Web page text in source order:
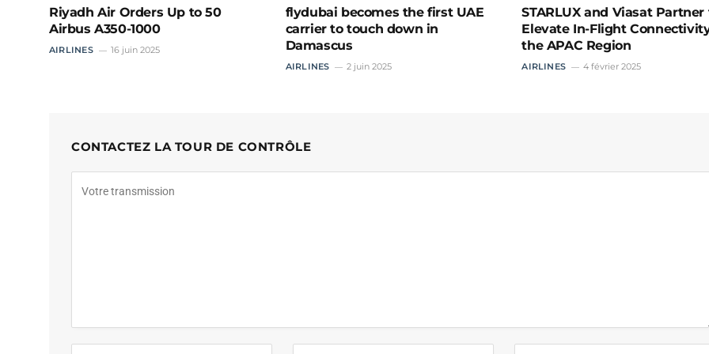
Riyadh Air Orders Up to 50
Airbus A350-1000
AIRLINES 16 juin 2025
flydubai becomes the first UAE
carrier to touch down in
Damascus
AIRLINES 2 juin 2025
STARLUX and Viasat Partner
Elevate In-Flight
the APAC Region
AIRLINES 4 février 2025
CONTACTEZ LA TOUR DE CONTRÔLE